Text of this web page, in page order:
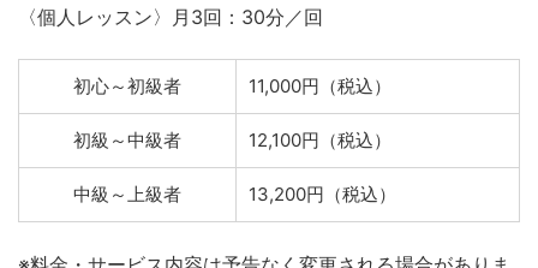
〈個人レッスン〉月3回：30分／回
初心～初級者 11,000円（税込）
初級～中級者 12,100円（税込）
中級～上級者 13,200円（税込）